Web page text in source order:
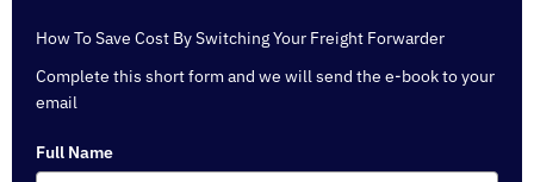
How To Save Cost By Switching Your Freight Forwarder
Complete this short form and we will send the e-book to your
email
Full Name